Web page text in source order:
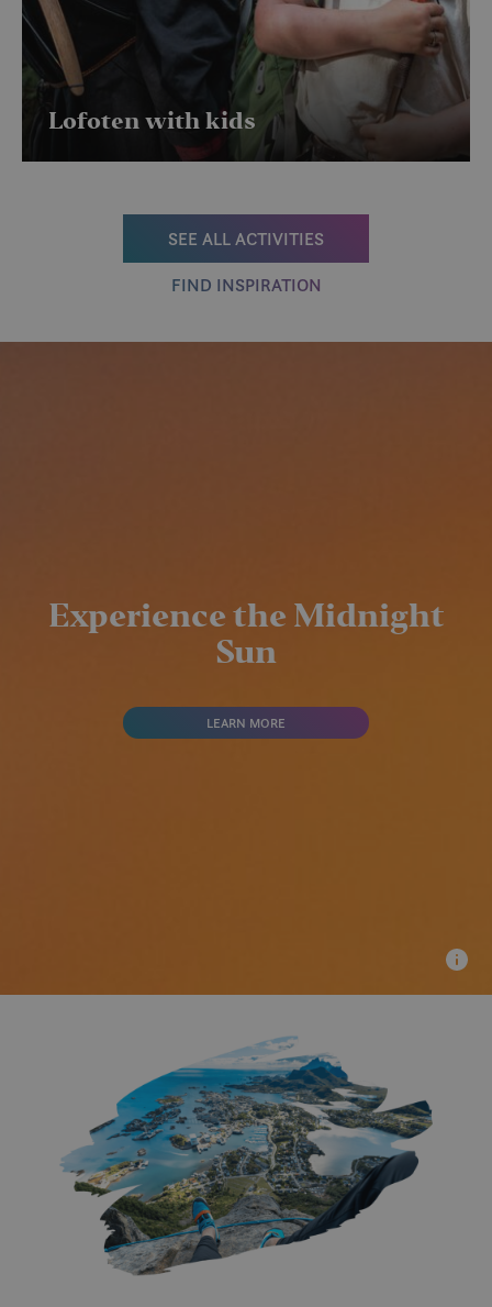
Lofoten with kids
SEE ALL ACTIVITIES
FIND INSPIRATION
Experience the Midnight
Sun
LEARN MORE